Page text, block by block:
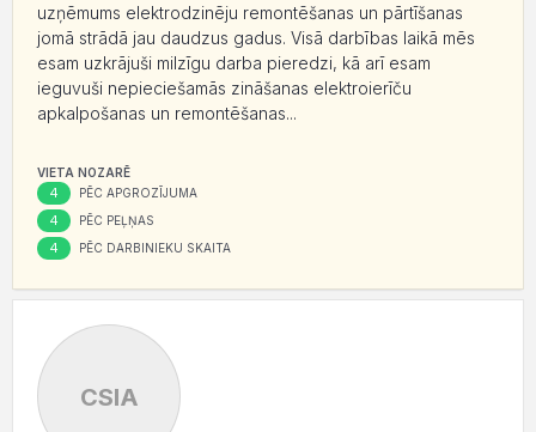
uzņēmums elektrodzinēju remontēšanas un pārtīšanas
jomā strādā jau daudzus gadus. Visā darbības laikā mēs
esam uzkrājuši milzīgu darba pieredzi, kā arī esam
ieguvuši nepieciešamās zināšanas elektroierīču
apkalpošanas un remontēšanas...
VIETA NOZARĒ
4 PĒC APGROZĪJUMA
4 PĒC PEĻŅAS
4 PĒC DARBINIEKU SKAITA
CSIA